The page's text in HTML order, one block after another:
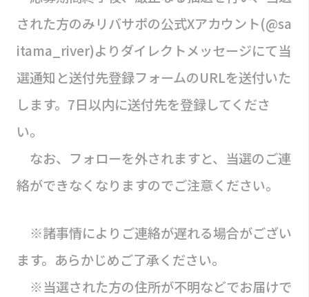
された方のみリバサポの公式Xアカウント(@sa
itama_river)よりダイレクトメッセージにて当
選通知と送付先登録フォームのURLを送付いた
します。7日以内に送付先を登録してくださ
い。
なお、フォローを外されますと、当選のご連
絡ができなくなりますのでご注意ください。
※諸事情によりご連絡が遅れる場合がござい
ます。あらかじめご了承ください。
※当選された方の住所が不明などでお届けで